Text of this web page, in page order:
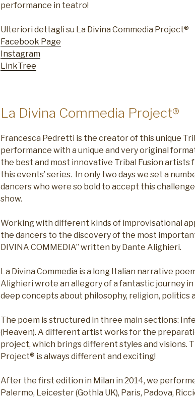
performance in teatro!
Ulteriori dettagli su La Divina Commedia Project®
Facebook Page
Instagram
LinkTree
La Divina Commedia Project®
Francesca Pedretti is the creator of this unique
performance with a unique and very original
the best and most innovative Tribal Fusion
this events’ series. In only two days we set a
dancers who were so bold to accept this
show.
Working with different kinds of improvisational
the dancers to the discovery of the most
DIVINA COMMEDIA” written by Dante Alighieri.
La Divina Commedia is a long Italian narrative
Alighieri wrote an allegory of a fantastic journey
deep concepts about philosophy, religion, politics
The poem is structured in three main sections:
(Heaven). A different artist works for the
project, which brings different styles and visions.
Project® is always different and exciting!
After the first edition in Milan in 2014, we
Palermo, Leicester (Gothla UK), Paris, Padova,